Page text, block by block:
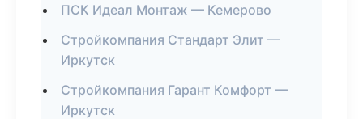
ПСК Идеал Монтаж — Кемерово
Стройкомпания Стандарт Элит —
Иркутск
Стройкомпания Гарант Комфорт —
Иркутск